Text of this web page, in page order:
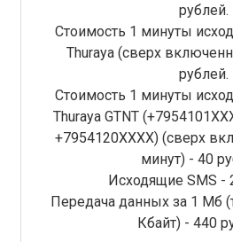
рублей.
Стоимость 1 минуты
Thuraya (сверх
рублей.
Стоимость 1 минуты
Thuraya GTNT
+7954120ХХХХ) (сверх
минут) - 40
Исходящие SMS -
Передача данных за 1 Мб
Кбайт) - 440